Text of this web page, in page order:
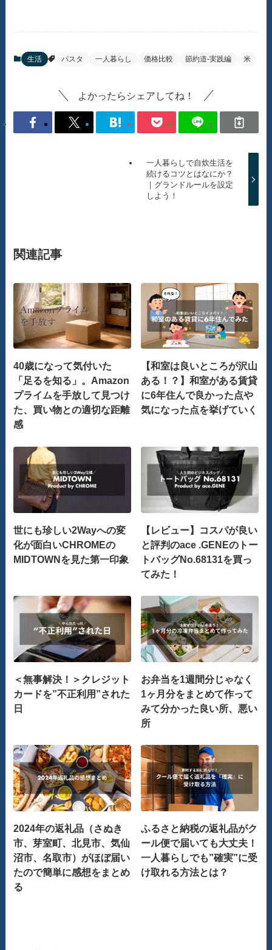
生活 パスタ 一人暮らし 価格比較 節約道-実践編 米
よかったらシェアしてね！
一人暮らしで自炊生活を
続けるコツとはなにか？
｜グランドルールを設定
しよう！
関連記事
40歳になって気付いた
「足るを知る」。Amazon
プライムを手放して見つけ
た、買い物との適切な距離
感
【和室は良いところが沢山
ある！？】和室がある賃貸
に6年住んで良かった点や
気になった点を挙げていく
世にも珍しい2Wayへの変
化が面白いCHROMEの
MIDTOWNを見た第一印象
【レビュー】コスパが良い
と評判のace .GENEのトー
トバッグNo.68131を買っ
てみた！
＜無事解決！＞クレジット
カードを”不正利用”された
日
お弁当を1週間分じゃなく
1ヶ月分をまとめて作って
みて分かった良い所、悪い
所
2024年の返礼品（さぬき
市、芽室町、北見市、気仙
沼市、名取市）がほぼ届い
たので簡単に感想をまとめ
る
ふるさと納税の返礼品がク
ール便で届いても大丈夫！
一人暮らしでも”確実”に受
け取れる方法とは？